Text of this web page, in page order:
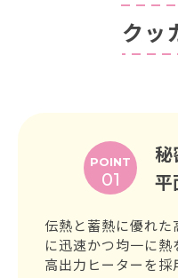
クッ
秘
平
POINT
01
伝熱と蓄熱に優れた
に迅速かつ均一に
高出力ヒーターを採